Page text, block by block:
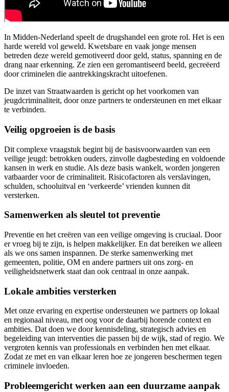
In Midden-Nederland speelt de drugshandel een grote rol. Het is een
harde wereld vol geweld. Kwetsbare en vaak jonge mensen
betreden deze wereld gemotiveerd door geld, status, spanning en de
drang naar erkenning. Ze zien een geromantiseerd beeld, gecreëerd
door criminelen die aantrekkingskracht uitoefenen.
De inzet van Straatwaarden is gericht op het voorkomen van
jeugdcriminaliteit, door onze partners te ondersteunen en met elkaar
te verbinden.
Veilig opgroeien is de basis
Dit complexe vraagstuk begint bij de basisvoorwaarden van een
veilige jeugd: betrokken ouders, zinvolle dagbesteding en voldoende
kansen in werk en studie. Als deze basis wankelt, worden jongeren
vatbaarder voor de criminaliteit. Risicofactoren als verslavingen,
schulden, schooluitval en ‘verkeerde’ vrienden kunnen dit
versterken.
Samenwerken als sleutel tot preventie
Preventie en het creëren van een veilige omgeving is cruciaal. Door
er vroeg bij te zijn, is helpen makkelijker. En dat bereiken we alleen
als we ons samen inspannen. De sterke samenwerking met
gemeenten, politie, OM en andere partners uit ons zorg- en
veiligheidsnetwerk staat dan ook centraal in onze aanpak.
Lokale ambities versterken
Met onze ervaring en expertise ondersteunen we partners op lokaal
en regionaal niveau, met oog voor de daarbij horende context en
ambities. Dat doen we door kennisdeling, strategisch advies en
begeleiding van interventies die passen bij de wijk, stad of regio. We
vergroten kennis van professionals en verbinden hen met elkaar.
Zodat ze met en van elkaar leren hoe ze jongeren beschermen tegen
criminele invloeden.
Probleemgericht werken aan een duurzame aanpak